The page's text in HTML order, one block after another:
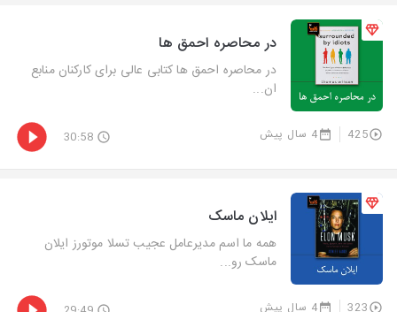
در محاصره احمق ها
در محاصره احمق ها کتابی عالی برای کارکنان منابع
ان...
425 4 سال پیش 30:58
ایلان ماسک
همه ما اسم مدیرعامل عجیب تسلا موتورز ایلان
ماسک رو...
323 4 سال پیش